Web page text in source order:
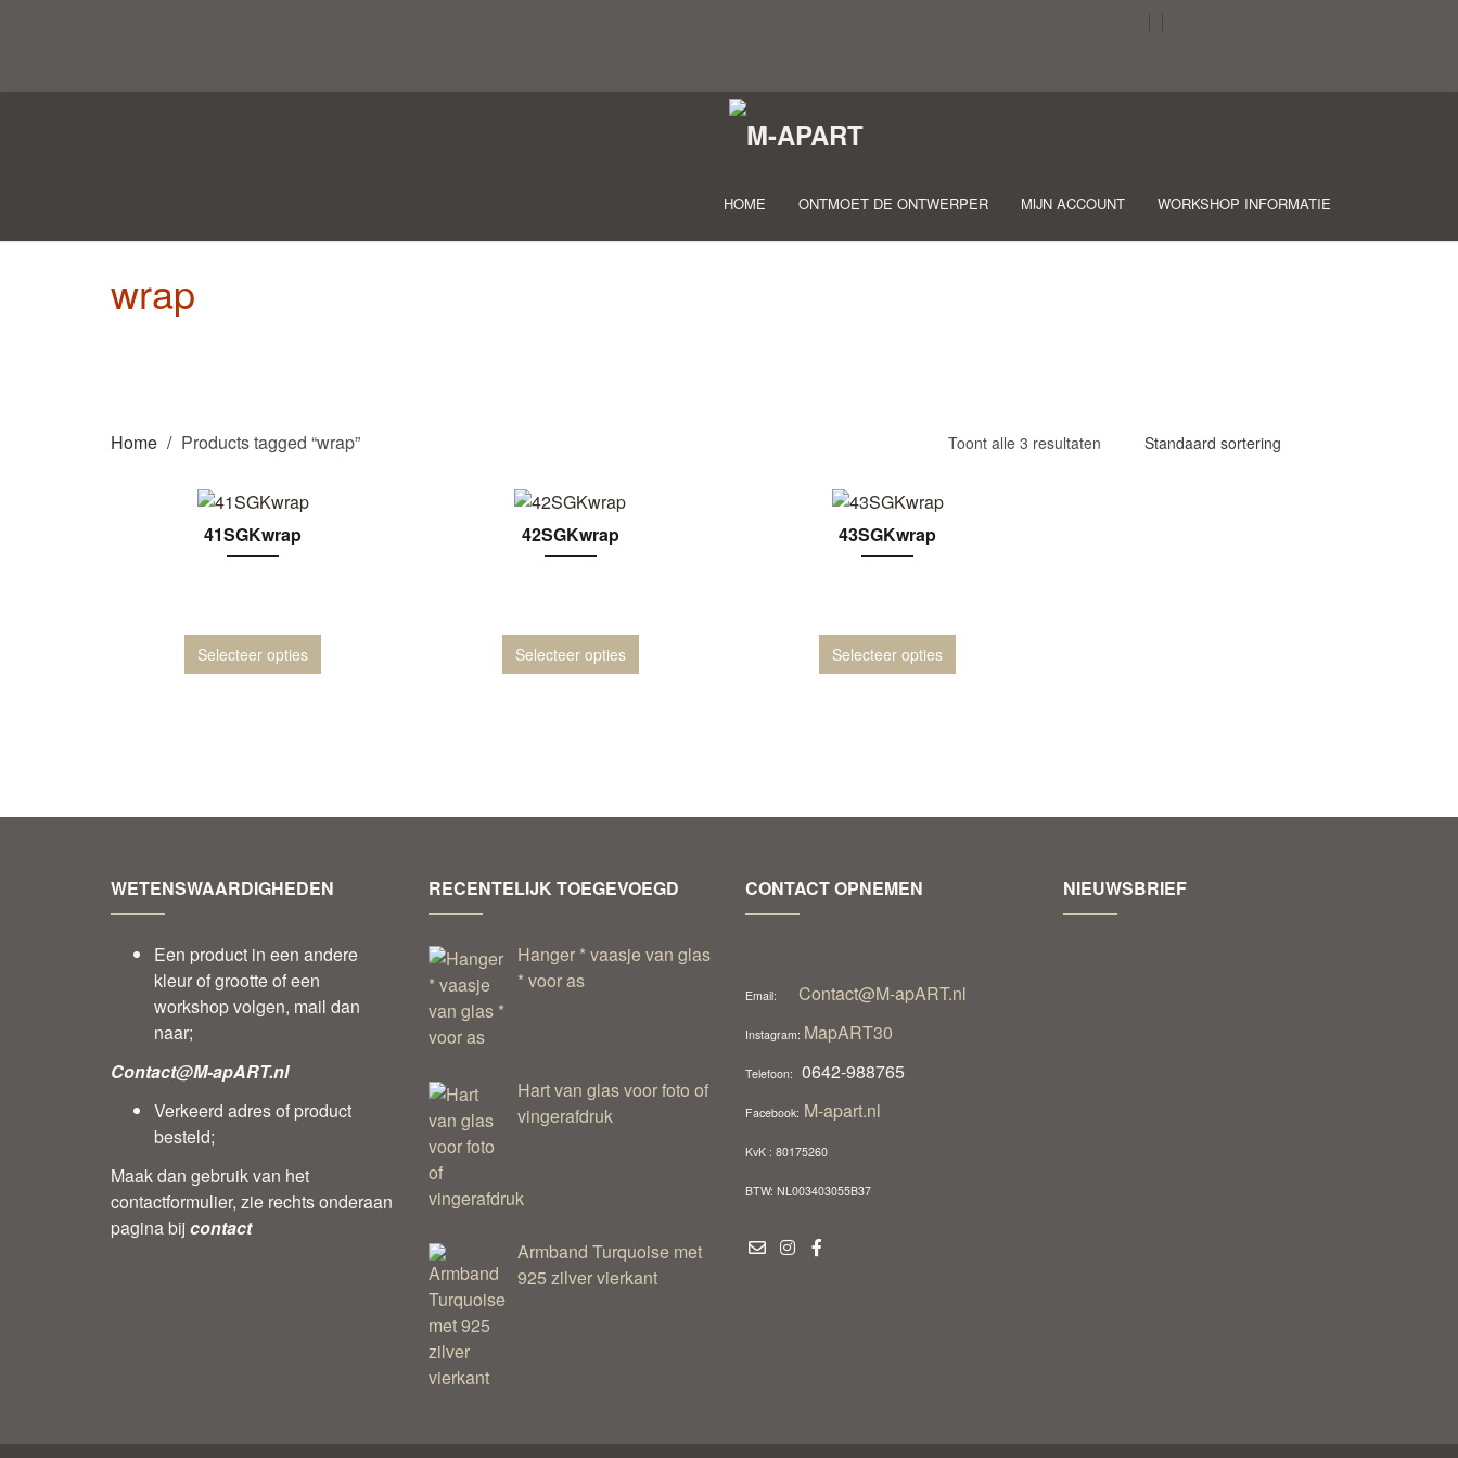
HOME ONTMOET DE ONTWERPER MIJN ACCOUNT WORKSHOP INFORMATIE
wrap
Home Products tagged “wrap” Toont alle 3 resultaten
41SGKwrap
Selecteer opties
42SGKwrap
Selecteer opties
43SGKwrap
Selecteer opties
WETENSWAARDIGHEDEN
Een product in een andere
kleur of grootte of een
workshop volgen, mail dan
naar;
Contact@M-apART.nl
Verkeerd adres of product
besteld;
Maak dan gebruik van het
contactformulier, zie rechts onderaan
pagina bij contact
RECENTELIJK TOEGEVOEGD
Hanger * vaasje van glas
* voor as
Hart van glas voor foto of
vingerafdruk
Armband Turquoise met
925 zilver vierkant
CONTACT OPNEMEN
Email: Contact@M-apART.nl
Instagram: MapART30
Telefoon: 0642-988765
Facebook: M-apart.nl
KvK : 80175260
BTW: NL003403055B37
NIEUWSBRIEF